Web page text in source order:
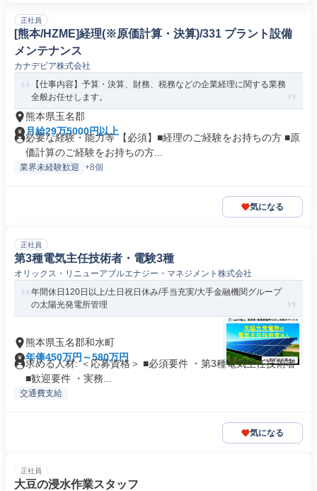
正社員
[熊本/HZME]経理(※原価計算・決算)/331 プラント設備
メンテナンス
カナデビア株式会社
【仕事内容】予算・決算、財務、税務などの企業経理に関する業務
全般お任せします。
熊本県玉名郡
月給29万5000円以上
必要な経験・能力等 【必須】■経理のご経験をお持ちの方 ■原
価計算のご経験をお持ちの方...
業界未経験歓迎 +8個
気になる
正社員
第3種電気主任技術者・電験3種
オリックス・リニューアブルエナジー・マネジメント株式会社
年間休日120日以上/土日祝日休み/手当充実/大手金融機関グループ
の太陽光発電所管理
熊本県玉名郡和水町
年俸450万円～580万円
求める人材: ＜応募資格＞ ■必須要件 ・第3種電気主任技術者
■歓迎要件 ・実務...
交通費支給
気になる
正社員
大豆の浸水作業スタッフ